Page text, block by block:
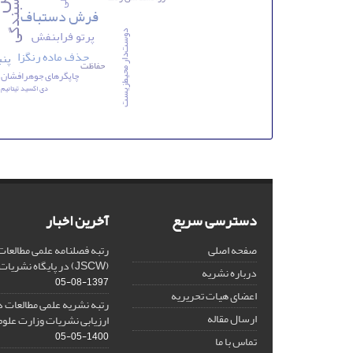
چسبندگیفرش دستباف
حذف ماده رنگزا
پرتو فرابنفش
چاپگرهای جوهرافشان
حفاظت دوست‌دار محیط‌زیست
دی اکسید تیتانیم
دسترسی سریع
صفحه اصلی
درباره نشریه
اعضای هیات تحریریه
ارسال مقاله
تماس با ما
آخرین اخبار
رتبه فصلنامه علمی
(JSCW) در پایگاه نشریات علمی جهان اسلام
1397-08-05
رتبه نشریه علمی
ارزیابی نشریات وزارت
1400-05-05